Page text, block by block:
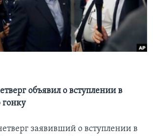
объявил о вступлении в
заявивший о вступлении в